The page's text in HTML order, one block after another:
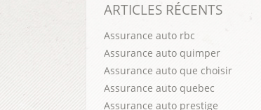
ARTICLES RÉCENTS
Assurance auto rbc
Assurance auto quimper
Assurance auto que choisir
Assurance auto quebec
Assurance auto prestige